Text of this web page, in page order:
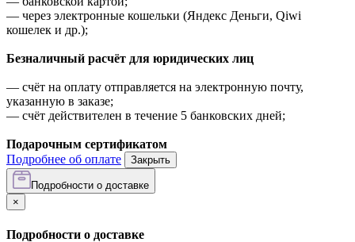
— через электронные кошельки (Яндекс Деньги, Qiwi
кошелек и др.);
Безналичный расчёт для юридических лиц
— счёт на оплату отправляется на электронную почту,
указанную в заказе;
— счёт действителен в течение 5 банковских дней;
Подарочным сертификатом
Подробнее об оплате
Закрыть
Подробности о доставке
×
Подробности о доставке